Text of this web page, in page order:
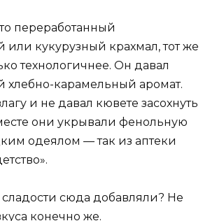
переработанный
или кукурузный крахмал, тот же
технологичнее. Он давал
хлебно-карамельный аромат.
и не давал кювете засохнуть
они укрывали фенольную
одеялом — так из аптеки
сладости сюда добавляли? Не
конечно же.